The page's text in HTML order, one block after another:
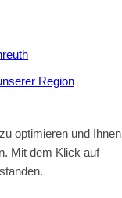
Region
optimieren und Ihnen
Mit dem Klick auf